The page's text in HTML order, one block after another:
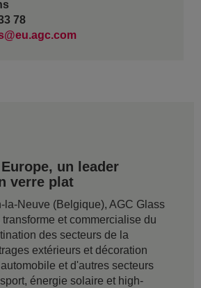
78
un leader
verre plat
la-Neuve (Belgique), AGC Glass
transforme et commercialise du
des secteurs de la
extérieurs et décoration
et d'autres secteurs
énergie solaire et high-